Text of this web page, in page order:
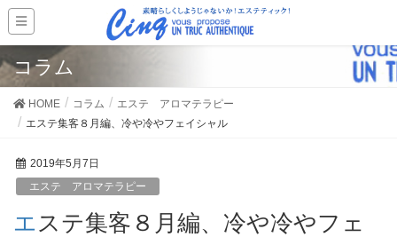
コラム
HOME コラム
エステ アロマテラピー
エステ集客８月編、冷や冷やフェイシャル
2019年5月7日
エステ アロマテラピー
エステ集客８月編、冷や冷やフェ